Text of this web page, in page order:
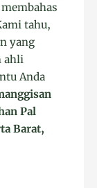
tahu,
yang
ahli
Anda
Pal
Barat,